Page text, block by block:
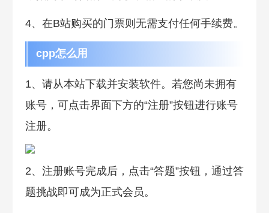
4、在B站购买的门票则无需支付任何手续费。
cpp怎么用
1、请从本站下载并安装软件。若您尚未拥有
账号，可点击界面下方的“注册”按钮进行账号
注册‌。
2、注册账号完成后，点击“答题”按钮，通过答
题挑战即可成为正式会员‌。